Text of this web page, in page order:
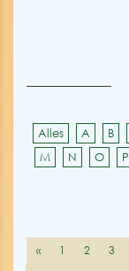
Alles A B
M
N O P
« 1 2 3